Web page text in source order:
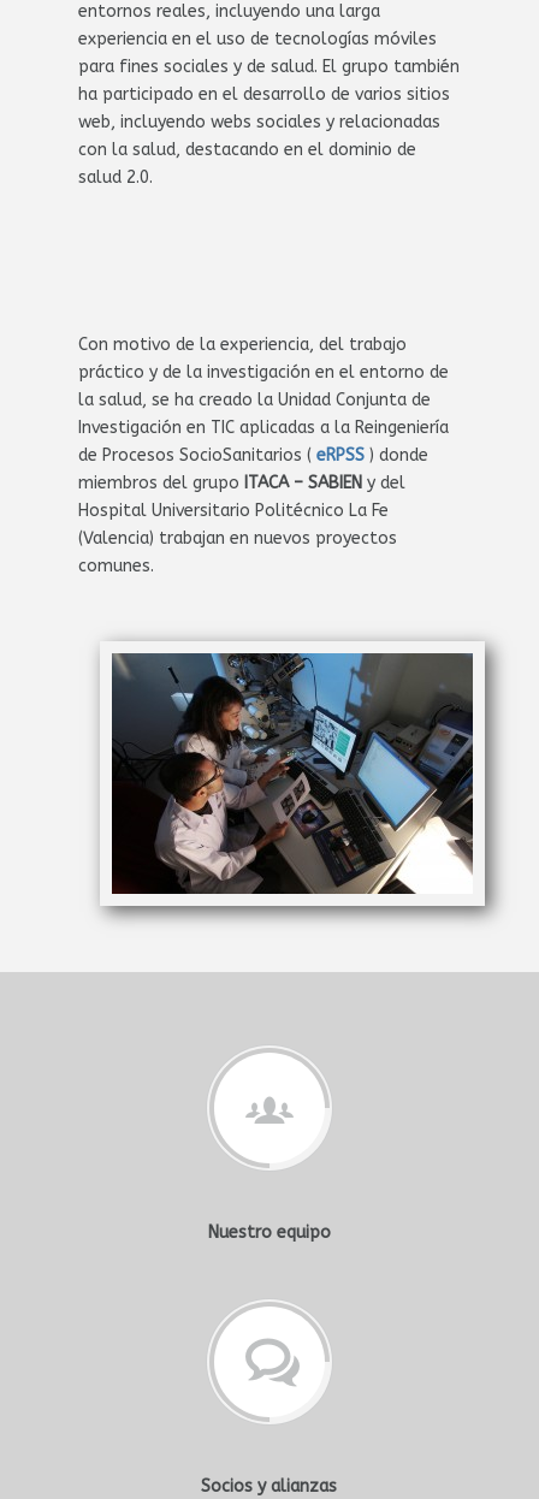
entornos reales, incluyendo una larga
experiencia en el uso de tecnologías móviles
para fines sociales y de salud. El grupo también
ha participado en el desarrollo de varios sitios
web, incluyendo webs sociales y relacionadas
con la salud, destacando en el dominio de
salud 2.0.
Con motivo de la experiencia, del trabajo
práctico y de la investigación en el entorno de
la salud, se ha creado la Unidad Conjunta de
Investigación en TIC aplicadas a la Reingeniería
de Procesos SocioSanitarios (eRPSS ) donde
miembros del grupo ITACA – SABIEN y del
Hospital Universitario Politécnico La Fe
(Valencia) trabajan en nuevos proyectos
comunes.
Nuestro equipo
Socios y alianzas